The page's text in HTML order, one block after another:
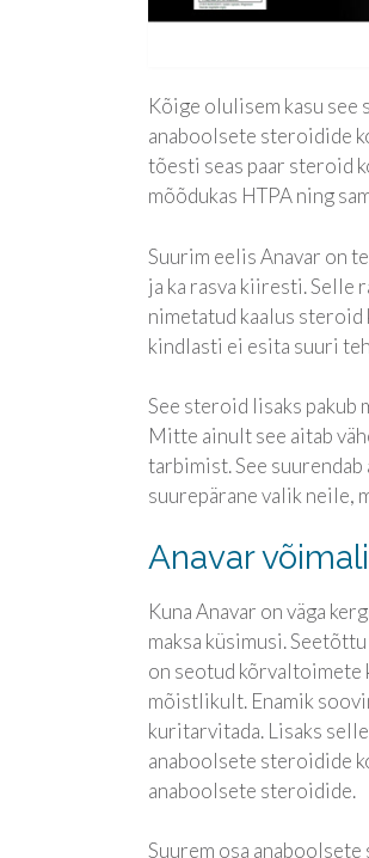
Kõige olulisem kasu see
anaboolsete steroidide
tõesti seas paar steroid
mõõdukas HTPA ning
Suurim eelis Anavar on
ja ka rasva kiiresti. Selle
nimetatud kaalus steroid
kindlasti ei esita suuri
See steroid lisaks pakub
Mitte ainult see aitab
tarbimist. See
suurepärane valik neile,
Anavar
Kuna Anavar on väga
maksa küsimusi.
on seotud kõrvaltoimete
mõistlikult. Enamik
kuritarvitada. Lisaks
anaboolsete steroidide
anaboolsete steroidide.
Suurem osa